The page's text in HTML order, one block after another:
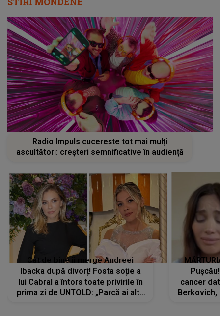
Radio Impuls cucerește tot mai mulți
ascultători: creșteri semnificative în audiență
Cât de bine îi merge Andreei
Ibacka după divorț! Fosta soție a
lui Cabral a întors toate privirile în
prima zi de UNTOLD: „Parcă ai altă
cancer
Berkovich,